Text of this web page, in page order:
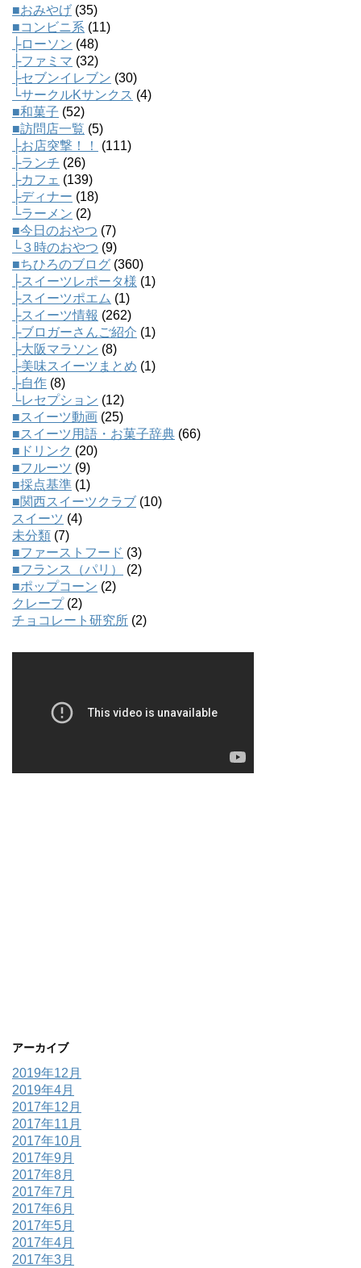
■おみやげ (35)
■コンビニ系 (11)
├ローソン (48)
├ファミマ (32)
├セブンイレブン (30)
└サークルKサンクス (4)
■和菓子 (52)
■訪問店一覧 (5)
├お店突撃！！
(111)
├ランチ (26)
├カフェ (139)
├ディナー (18)
└ラーメン (2)
■今日のおやつ (7)
└３時のおやつ (9)
■ちひろのブログ (360)
├スイーツレポータ様 (1)
├スイーツポエム (1)
├スイーツ情報 (262)
├ブロガーさんご紹介 (1)
├大阪マラソン (8)
├美味スイーツまとめ (1)
├自作 (8)
└レセプション (12)
■スイーツ動画 (25)
■スイーツ用語・お菓子辞典 (66)
■ドリンク (20)
■フルーツ (9)
■採点基準 (1)
■関西スイーツクラブ (10)
スイーツ (4)
未分類 (7)
■ファーストフード (3)
■フランス（パリ）
(2)
■ポップコーン (2)
クレープ(2)
チョコレート研究所 (2)
アーカイブ
2019年12月
2019年4月
2017年12月
2017年11月
2017年10月
2017年9月
2017年8月
2017年7月
2017年6月
2017年5月
2017年4月
2017年3月